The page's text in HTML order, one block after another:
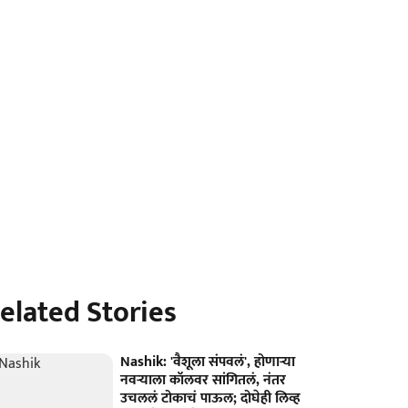
Stories
Nashik: 'वैशूला संपवलं', होणाऱ्या
नवऱ्याला कॉलवर सांगितलं, नंतर
उचललं टोकाचं पाऊल; दोघेही लिव्ह